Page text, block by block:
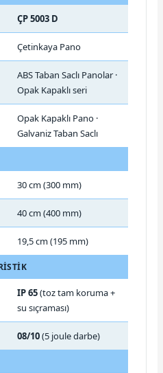
ÇP 5003 D
Çetinkaya Pano
ABS Taban Saclı Panolar ·
Opak Kapaklı seri
Opak Kapaklı Pano ·
Galvaniz Taban Saclı
30 cm (300 mm)
40 cm (400 mm)
19,5 cm (195 mm)
IP 65(toz tam koruma +
su sıçraması)
08/10(5 joule darbe)